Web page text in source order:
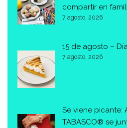
compartir en
7 agosto, 2026
15 de agosto –
7 agosto, 2026
Se viene
TABASCO® se